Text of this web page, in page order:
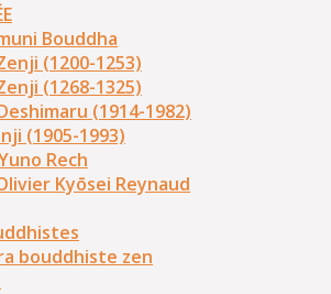
Bouddha
(1200-1253)
(1268-1325)
(1914-1982)
(1905-1993)
Rech
Kyōsei Reynaud
bouddhiste zen